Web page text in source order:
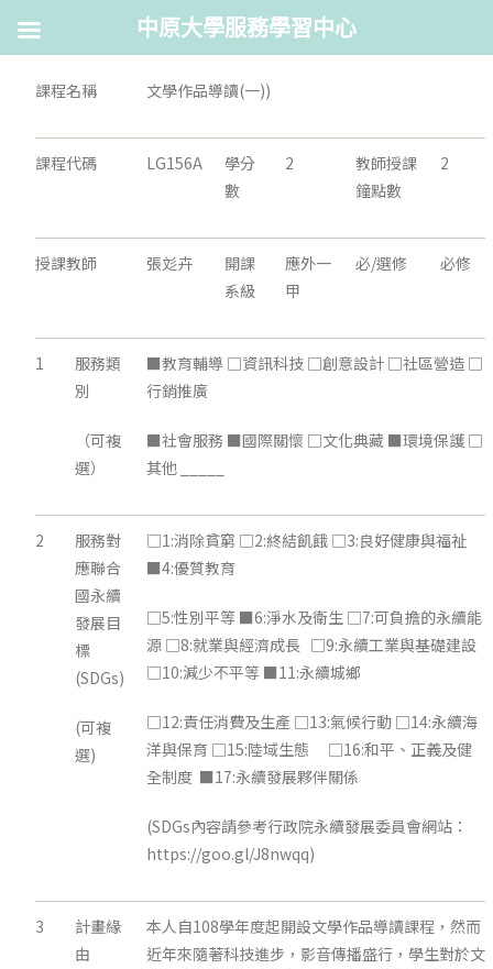
課程名稱 文學作品導讀(一))
課程代碼 LG156A
學分
數
2
教師授課
鐘點數
2
授課教師 張彣卉
開課
系級
應外一
甲
必/選修 必修
1
服務類
別
（可複
選）
■教育輔導 □資訊科技 □創意設計 □社區營造 □
行銷推廣
■社會服務 ■國際關懷 □文化典藏 ■環境保護 □
其他 _____
2
服務對
應聯合
國永續
發展目
標
(SDGs)
(可複
選)
□1:消除貧窮 □2:終結飢餓 □3:良好健康與福祉
■4:優質教育
□5:性別平等 ■6:淨水及衛生 □7:可負擔的永續能
源 □8:就業與經濟成長 □9:永續工業與基礎建設
□10:減少不平等 ■11:永續城鄉
□12:責任消費及生產 □13:氣候行動 □14:永續海
洋與保育 □15:陸域生態 □16:和平、正義及健
全制度 ■17:永續發展夥伴關係
(SDGs內容請參考行政院永續發展委員會網站：
https://goo.gl/J8nwqq)
3
計畫緣
由
本人自108學年度起開設文學作品導讀課程，然而
近年來隨著科技進步，影音傳播盛行，學生對於文
中原大學服務學習中心